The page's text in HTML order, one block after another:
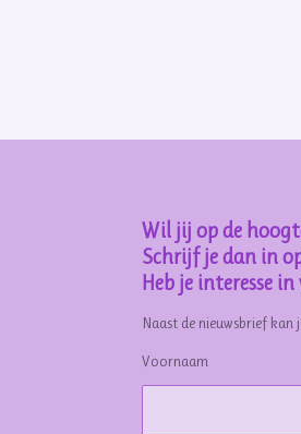
Wil jij op de
Schrijf je dan in
Heb je interesse
Naast de nieuwsbrief kan
Voornaam